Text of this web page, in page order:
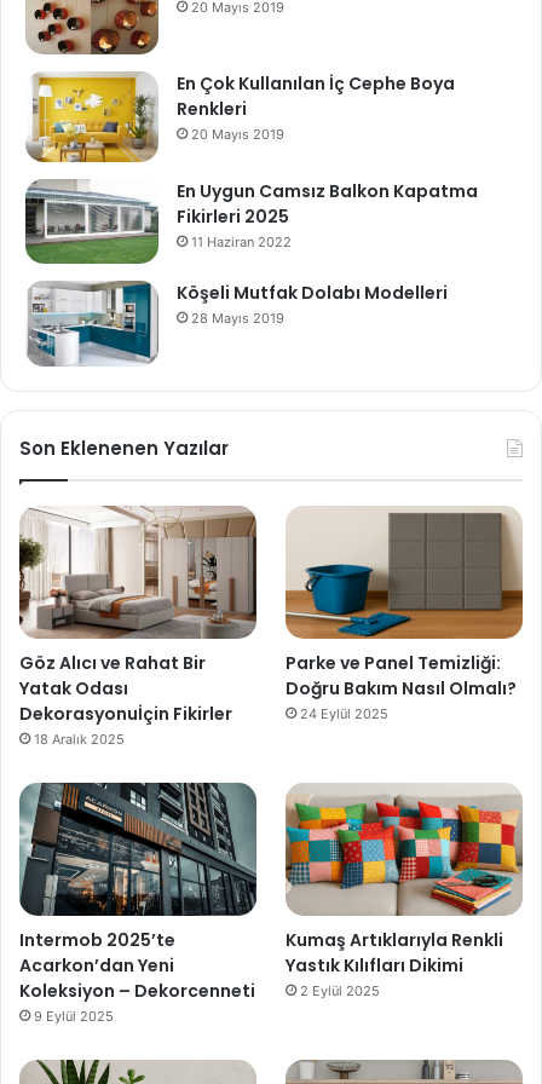
20 Mayıs 2019
En Çok Kullanılan İç Cephe Boya
Renkleri
20 Mayıs 2019
En Uygun Camsız Balkon Kapatma
Fikirleri 2025
11 Haziran 2022
Köşeli Mutfak Dolabı Modelleri
28 Mayıs 2019
Son Eklenenen Yazılar
Göz Alıcı ve Rahat Bir
Yatak Odası
Dekorasyonuİçin Fikirler
18 Aralık 2025
Parke ve Panel Temizliği:
Doğru Bakım Nasıl Olmalı?
24 Eylül 2025
Intermob 2025’te
Acarkon’dan Yeni
Koleksiyon – Dekorcenneti
9 Eylül 2025
Kumaş Artıklarıyla Renkli
Yastık Kılıfları Dikimi
2 Eylül 2025